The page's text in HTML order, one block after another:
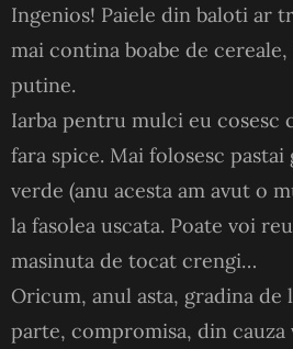
Ingenios! Paiele din baloti ar
mai contina boabe de cereale,
putine.
Iarba pentru mulci eu cosesc
fara spice. Mai folosesc pastai
verde (anu acesta am avut o
la fasolea uscata. Poate voi
masinuta de tocat crengi…
Oricum, anul asta, gradina de
parte, compromisa, din